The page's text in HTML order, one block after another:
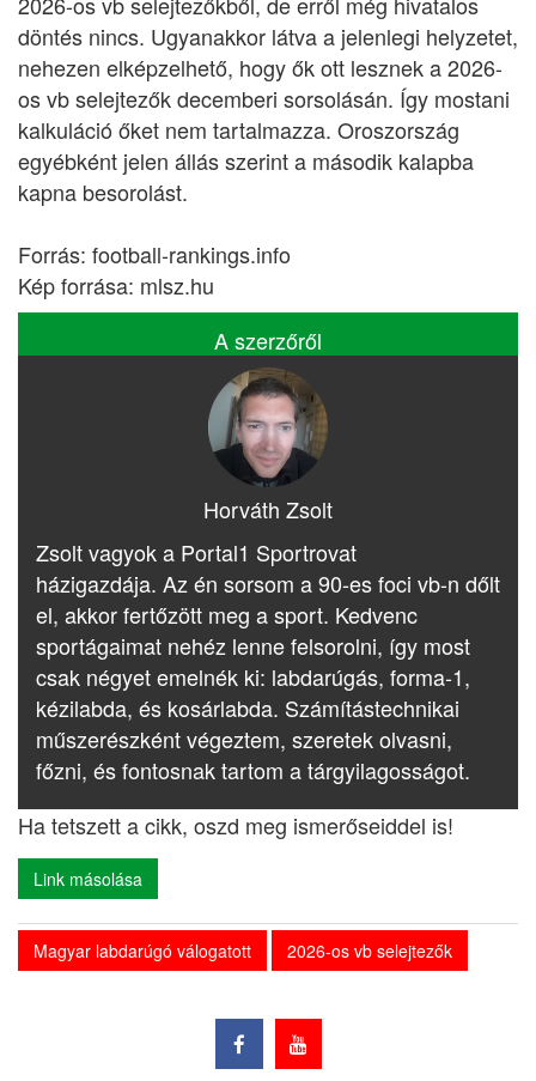
döntés nincs. Ugyanakkor látva a jelenlegi helyzetet,
nehezen elképzelhető, hogy ők ott lesznek a 2026-
os vb selejtezők decemberi sorsolásán. Így mostani
kalkuláció őket nem tartalmazza. Oroszország
egyébként jelen állás szerint a második kalapba
kapna besorolást.
Forrás: football-rankings.info
Kép forrása: mlsz.hu
A szerzőről
Horváth Zsolt
Zsolt vagyok a Portal1 Sportrovat
házigazdája. Az én sorsom a 90-es foci vb-n dőlt
el, akkor fertőzött meg a sport. Kedvenc
sportágaimat nehéz lenne felsorolni, így most
csak négyet emelnék ki: labdarúgás, forma-1,
kézilabda, és kosárlabda. Számítástechnikai
műszerészként végeztem, szeretek olvasni,
főzni, és fontosnak tartom a tárgyilagosságot.
Ha tetszett a cikk, oszd meg ismerőseiddel is!
Link másolása
Magyar labdarúgó válogatott 2026-os vb selejtezők